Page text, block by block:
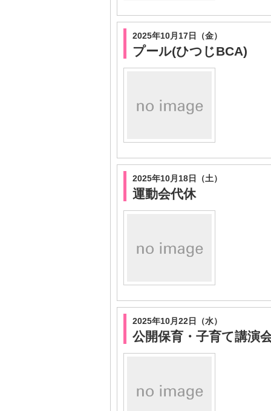
2025年10月17日（金）
プール(ひつじBCA)
2025年10月18日（土）
運動会代休
2025年10月22日（水）
公開保育・子育て講演